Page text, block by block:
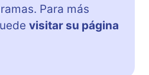
Para más
visitar su página